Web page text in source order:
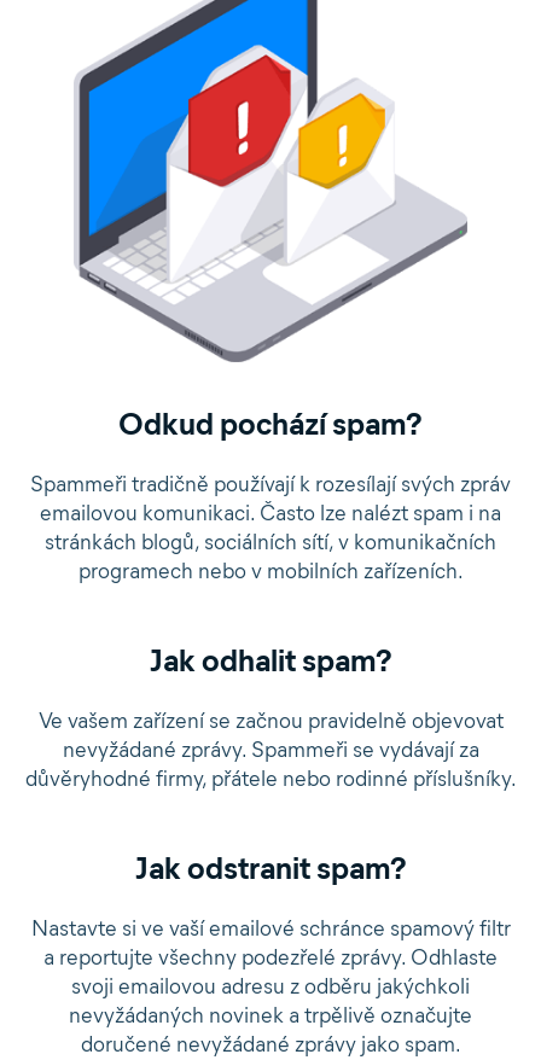
Odkud pochází spam?
Spammeři tradičně používají k rozesílají svých zpráv
emailovou komunikaci. Často lze nalézt spam i na
stránkách blogů, sociálních sítí, v komunikačních
programech nebo v mobilních zařízeních.
Jak odhalit spam?
Ve vašem zařízení se začnou pravidelně objevovat
nevyžádané zprávy. Spammeři se vydávají za
důvěryhodné firmy, přátele nebo rodinné příslušníky.
Jak odstranit spam?
Nastavte si ve vaší emailové schránce spamový filtr
a reportujte všechny podezřelé zprávy. Odhlaste
svoji emailovou adresu z odběru jakýchkoli
nevyžádaných novinek a trpělivě označujte
doručené nevyžádané zprávy jako spam.